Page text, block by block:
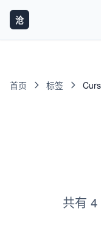
沧
首页 标签
共有